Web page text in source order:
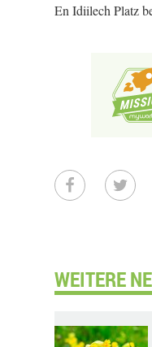
En Idiilech Platz
WEITERE